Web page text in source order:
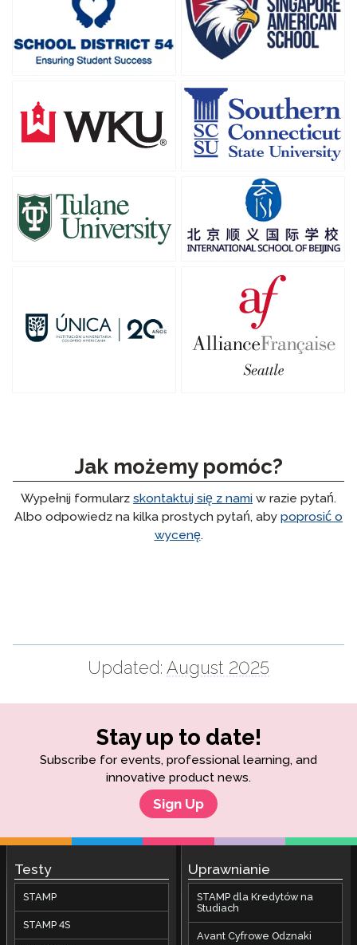
Jak możemy pomóc?
Wypełnij formularz skontaktuj się z nami w razie pytań.
Albo odpowiedz na kilka prostych pytań, aby poprosić o
wycenę.
Updated: August 2025
Stay up to date!
Subscribe for events, professional learning, and
innovative product news.
Sign Up
Testy
STAMP
STAMP 4S
Uprawnianie
STAMP dla Kredytów na
Studiach
Avant Cyfrowe Odznaki